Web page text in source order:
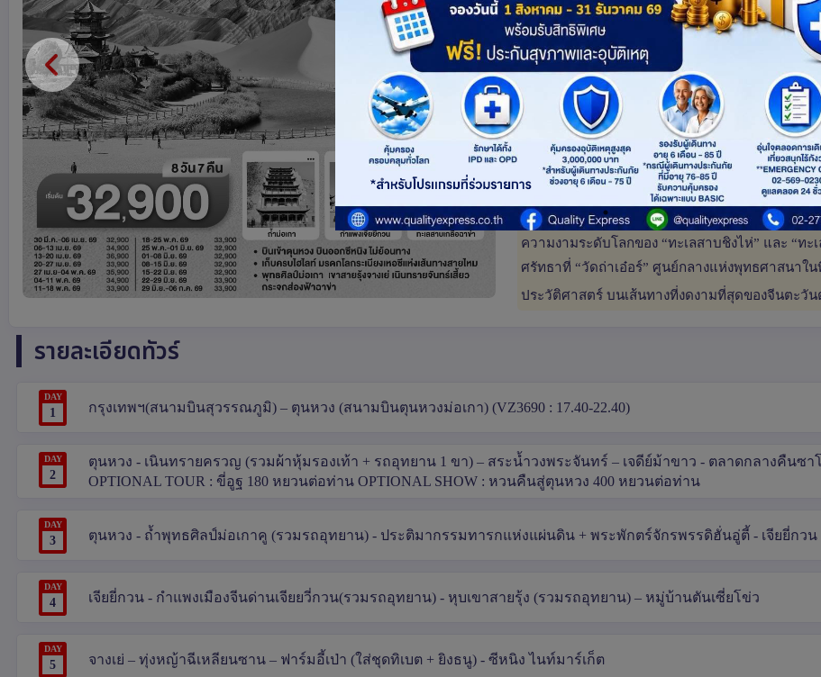
Highlight ไฮไลท์ทัวร์
ตะลุยเส้นทางสายไหม...จาก “ตุนหวง” ถึง “ซี
ตกของแดนมังกร | ตามรอยโอเอซิสกลางทะเลทรา
ความอัศจรรย์แห่ง สระน้ำวงพระจันทร์ ที่สะท้อนฟ้
สมบัติล้ำค่ากว่าพันปีแห่งเส้นทางสายไหม | ยืนหนึ่
ฮั่น | ชมความงามเหนือจริงแห่ง “ภูเขาสายรุ้งตันเ
เงาเทือกเขาหิมะ | ดื่มด่ำวัฒนธรรมทิเบตแท้ในฟา
ความงามระดับโลกของ “ทะเลสาบชิงไห่” และ “ท
ศรัทธาที่ “วัดถ่าเอ๋อร์” ศูนย์กลางแห่งพุทธศาสนา
ประวัติศาสตร์ บนเส้นทางที่งดงามที่สุดของจีนตะวัน
รายละเอียดทัวร์
DAY
1 กรุงเทพฯ(สนามบินสุวรรณภูมิ) – ตุนหวง (สนามบินตุนหวงม่อเกา) (VZ3690 : 17.40-22.40)
DAY
2
ตุนหวง - เนินทรายครวญ (รวมผ้าหุ้มรองเท้า + รถอุทยาน 1 ขา) – สระน้ำวงพระจันทร์ – เจดีย์ม้าขาว - ตลาดกลางคืนซา
OPTIONAL TOUR : ขี่อูฐ 180 หยวนต่อท่าน OPTIONAL SHOW : หวนคืนสู่ตุนหวง 400 หยวนต่อท่าน
DAY
3 ตุนหวง - ถ้ำพุทธศิลป์ม่อเกาคู (รวมรถอุทยาน) - ประติมากรรมทารกแห่งแผ่นดิน + พระพักตร์จักรพรรดิฮั่นอู่ตี้ - เจียยี่กวน
DAY
4 เจียยี่กวน - กำแพงเมืองจีนด่านเจียยวี่กวน(รวมรถอุทยาน) - หุบเขาสายรุ้ง (รวมรถอุทยาน) – หมู่บ้านตันเซี่ยโข่ว
DAY
5 จางเย่ – ทุ่งหญ้าฉีเหลียนซาน – ฟาร์มอี้เป่า (ใส่ชุดทิเบต + ยิงธนู) - ซีหนิง ไนท์มาร์เก็ต